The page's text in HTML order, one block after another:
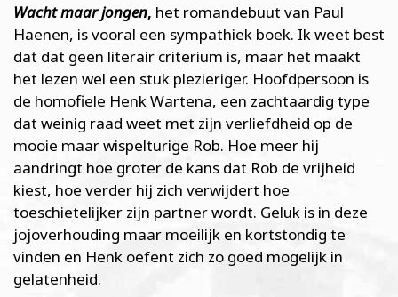
Wacht maar jongen, het romandebuut van Paul
Haenen, is vooral een sympathiek boek. Ik weet best
dat dat geen literair criterium is, maar het maakt
het lezen wel een stuk plezieriger. Hoofdpersoon is
de homofiele Henk Wartena, een zachtaardig type
dat weinig raad weet met zijn verliefdheid op de
mooie maar wispelturige Rob. Hoe meer hij
aandringt hoe groter de kans dat Rob de vrijheid
kiest, hoe verder hij zich verwijdert hoe
toeschietelijker zijn partner wordt. Geluk is in deze
jojo­verhouding maar moeilijk en kortstondig te
vinden en Henk oefent zich zo goed mogelijk in
gelatenheid.